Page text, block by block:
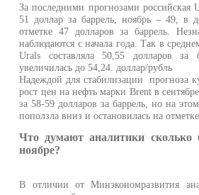
За последними прогнозами российская
51 доллар за баррель, ноябрь – 49, в
отметке 47 долларов за баррель.
наблюдаются с начала года. Так в
Urals составляла 50,55 долларов за
увеличилась до 54,24. доллар/рубль
Надеждой для стабилизации прогноза
рост цен на нефть марки Brent в
за 58-59 долларов за баррель, но на
поползла вниз и остановилась на
Что думают аналитики сколько
ноябре?
В отличии от Минэкономразвития